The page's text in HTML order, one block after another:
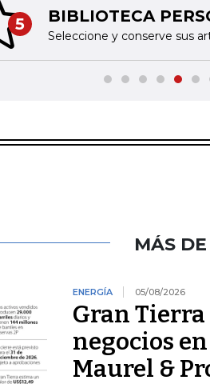
BIBLIOTECA
Seleccione y conserve sus
MÁS
ENERGÍA 05/08/2026
Gran Tierra
negocios
Maurel &